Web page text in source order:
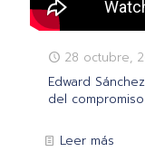
28 octubre,
Edward
del
Leer más